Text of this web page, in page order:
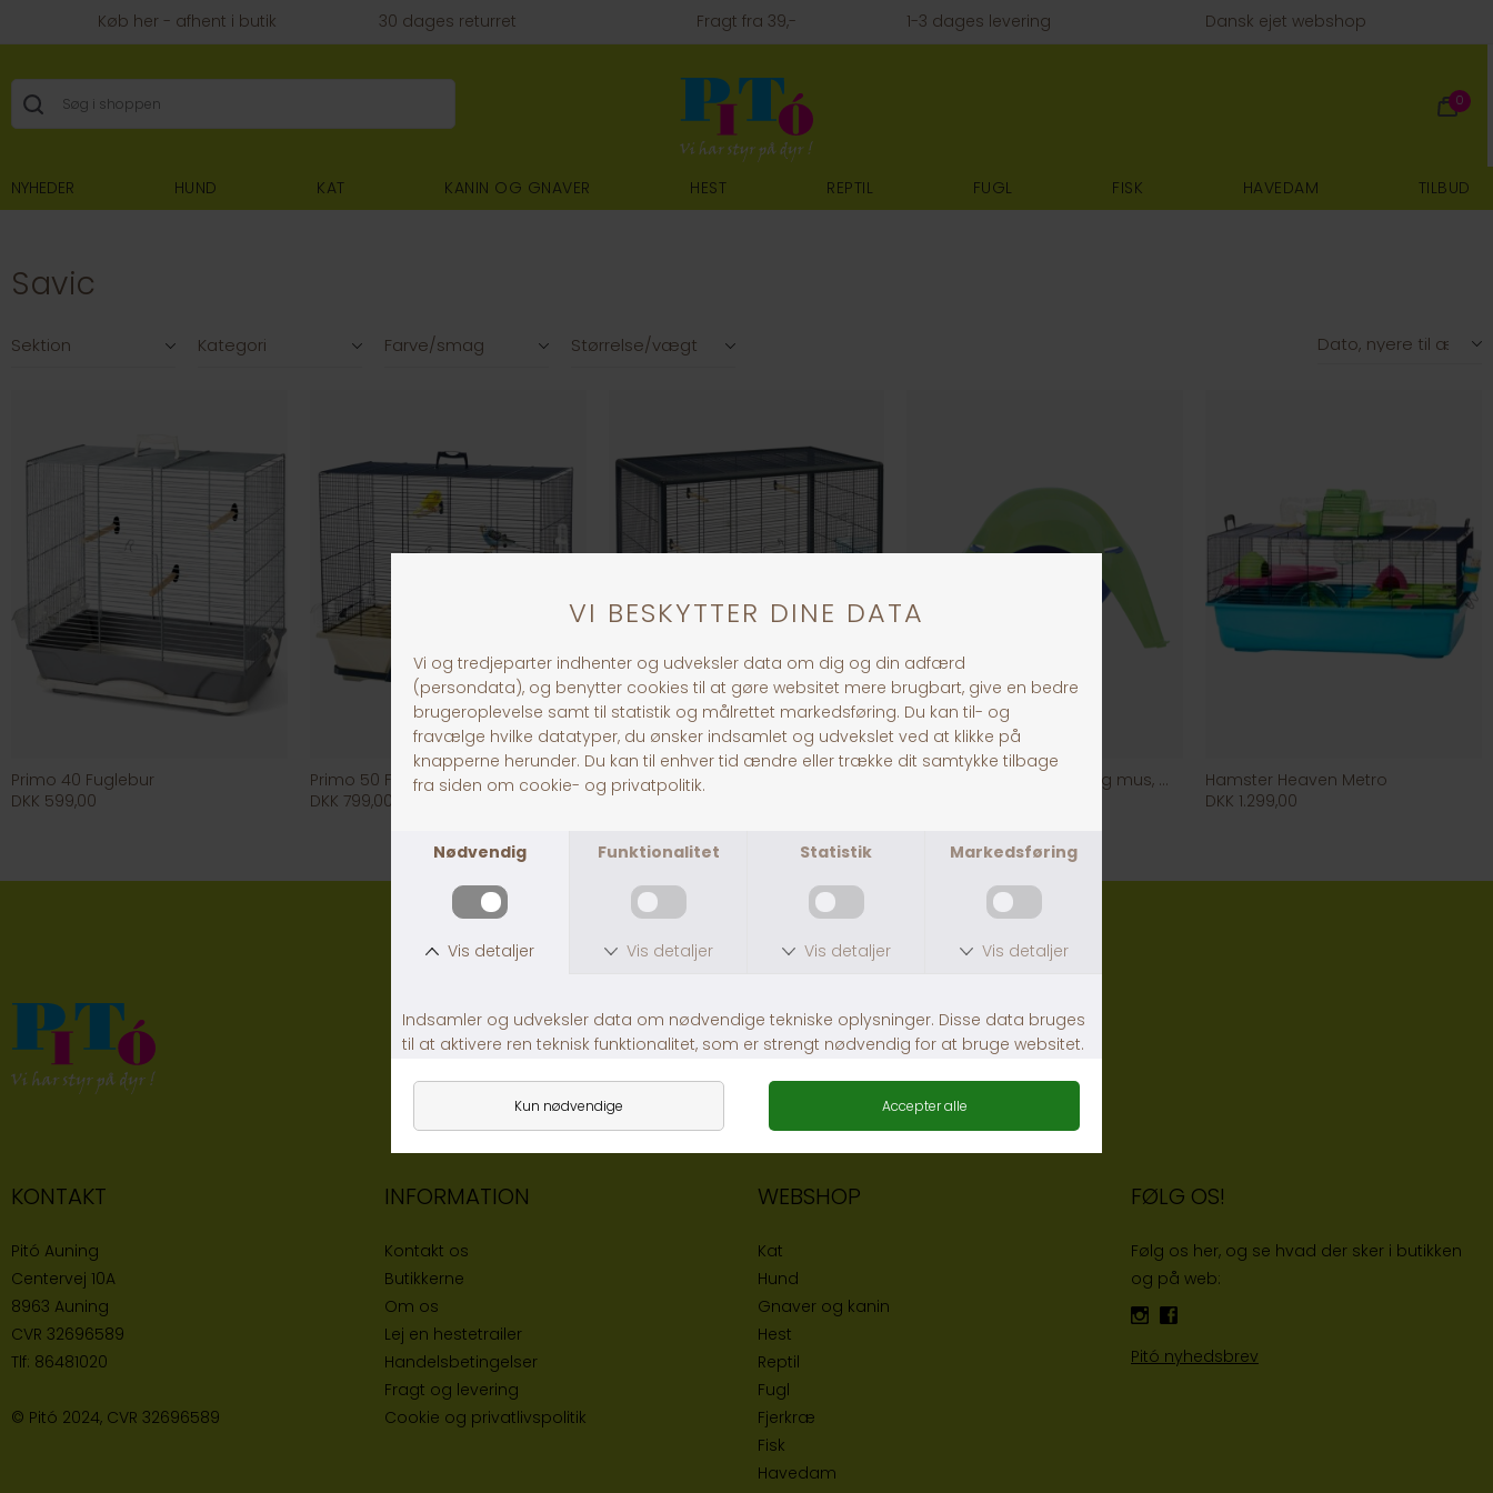
Køb her - afhent i butik 30 dages returret Fragt fra 39,- 1-3 dages levering Dansk ejet webshop
0
NYHEDER HUND KAT KANIN OG GNAVER HEST REPTIL FUGL FISK HAVEDAM TILBUD
Savic
Sektion Kategori Farve/smag Størrelse/vægt
Primo 40 Fuglebur
DKK 599,00
Primo 50 Fuglebur
DKK 799,00
Primo 60 Fuglebur
DKK 1.249,00
Sputnik hus til hamster og mus, gul/blå
Hamster Heaven Metro
DKK 1.299,00
KONTAKT
Pitó Auning
Centervej 10A
8963 Auning
CVR 32696589
Tlf: 86481020
© Pitó 2024, CVR 32696589
INFORMATION
Kontakt os
Butikkerne
Om os
Lej en hestetrailer
Handelsbetingelser
Fragt og levering
Cookie og privatlivspolitik
WEBSHOP
Kat
Hund
Gnaver og kanin
Hest
Reptil
Fugl
Fjerkræ
Fisk
Havedam
FØLG OS!
Følg os her, og se hvad der sker i butikken
og på web:
Pitó nyhedsbrev